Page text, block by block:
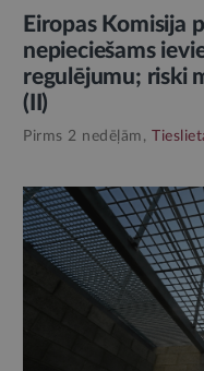
Eiropas Komisija
nepieciešams
regulējumu; riski
(II)
Pirms 2 nedēļām,